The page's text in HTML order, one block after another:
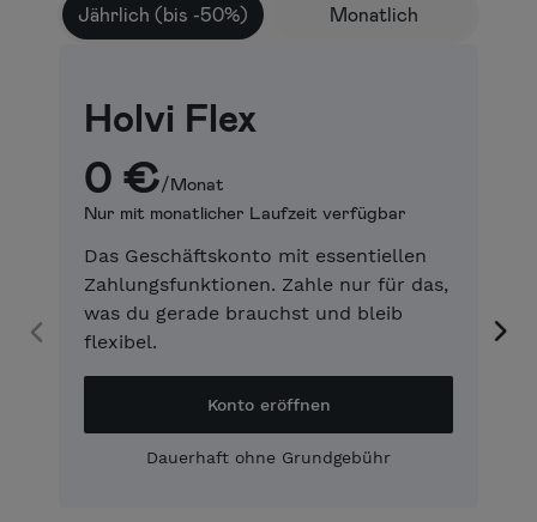
Jährlich (bis -50%) Monatlich
Holvi Flex
0 €/Monat
Nur mit monatlicher Laufzeit verfügbar
Das Geschäftskonto mit essentiellen
Zahlungsfunktionen. Zahle nur für das,
was du gerade brauchst und bleib
flexibel.
Konto eröffnen
Dauerhaft ohne Grundgebühr